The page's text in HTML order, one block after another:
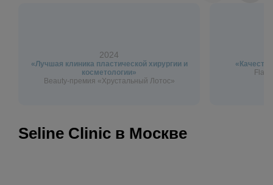
2024
«Лучшая клиника пластической хирургии и
косметологии»
Beauty-премия «Хрустальный Лотос»
Seline Clinic в Москве